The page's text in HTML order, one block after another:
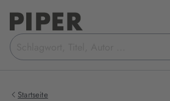
Suchbegriff
eingeben
Startseite